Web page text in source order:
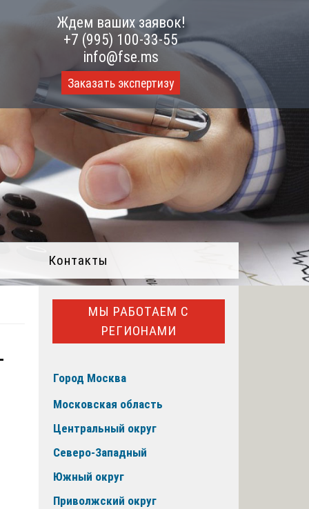
Ждем ваших заявок!
+7 (995) 100-33-55
info@fse.ms
Заказать экспертизу
Контакты
МЫ РАБОТАЕМ С
РЕГИОНАМИ
Город Москва
Московская область
Центральный округ
Северо-Западный
Южный округ
Приволжский округ